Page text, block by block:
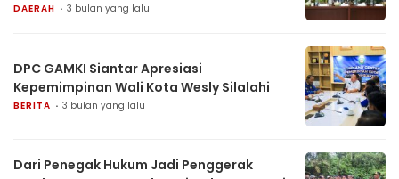
DAERAH 3 bulan yang lalu
DPC GAMKI Siantar Apresiasi
Kepemimpinan Wali Kota Wesly Silalahi
BERITA 3 bulan yang lalu
Dari Penegak Hukum Jadi Penggerak